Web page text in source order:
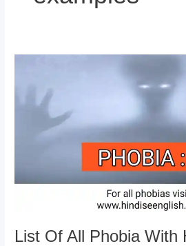
List Of All Phobia With